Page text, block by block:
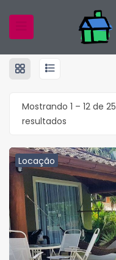
Home Properties
Mansão
Mostrando 1 – 12 de 25
resultados
Locação